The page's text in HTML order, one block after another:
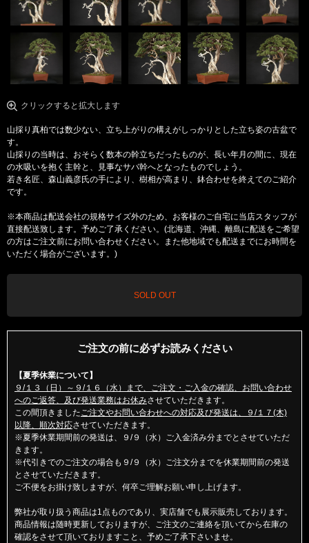
クリックすると拡大します
山採り真柏では数少ない、立ち上がりの構えがしっかりとした立ち姿の古盆で
す。
山採りの当時は、おそらく数本の幹立ちだったものが、長い年月の間に、現在
の水吸いを抱く主幹と、見事なサバ幹へとなったものでしょう。
若き名匠、森山義彦氏の手により、樹相が高まり、鉢合わせを終えてのご紹介
です。
※本商品は配送会社の規格サイズ外のため、お客様のご自宅に当店スタッフが
直接配送致します。予めご了承ください。(北海道、沖縄、離島に配送をご希望
の方はご注文前にお問い合わせください。また他地域でも配送までにお時間を
いただく場合がございます。)
SOLD OUT
ご注文の前に必ずお読みください
【夏季休業について】
９/１３（日）～９/１６（水）まで、ご注文・ご入金の確認、お問い合わせ
へのご返答、及び発送業務はお休みさせていただきます。
この間頂きましたご注文やお問い合わせへの対応及び発送は、９/１７(木)
以降、順次対応させていただきます。
※夏季休業期間前の発送は、９/９（水）ご入金済み分までとさせていただ
きます。
※代引きでのご注文の場合も９/９（水）ご注文分までを休業期間前の発送
とさせていただきます。
ご不便をお掛け致しますが、何卒ご理解お願い申し上げます。
弊社が取り扱う商品は1点ものであり、実店舗でも展示販売しております。
商品情報は随時更新しておりますが、ご注文のご連絡を頂いてから在庫の
確認をさせて頂いておりますこと、予めご了承下さいませ。